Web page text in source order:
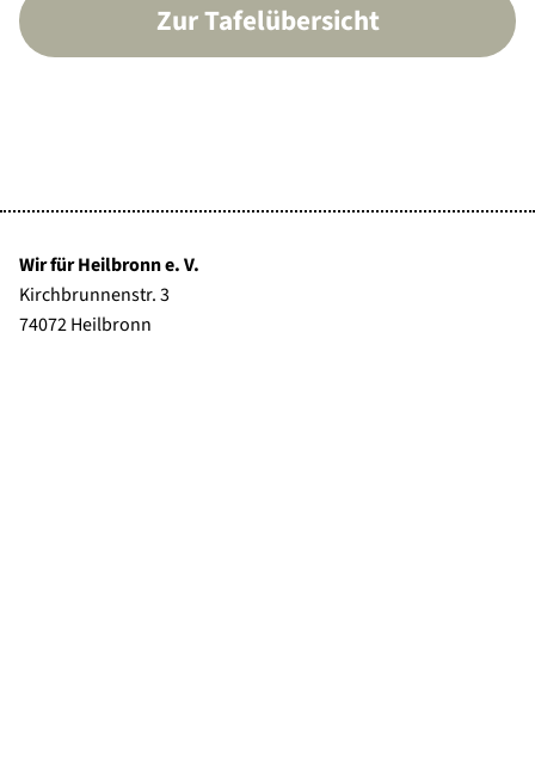
Zur Tafelübersicht
Wir für Heilbronn e. V.
Kirchbrunnenstr. 3
74072 Heilbronn